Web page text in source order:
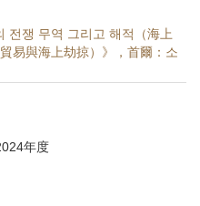
전쟁 무역 그리고 해적（海上
易與海上劫掠）》，首爾：소
年度